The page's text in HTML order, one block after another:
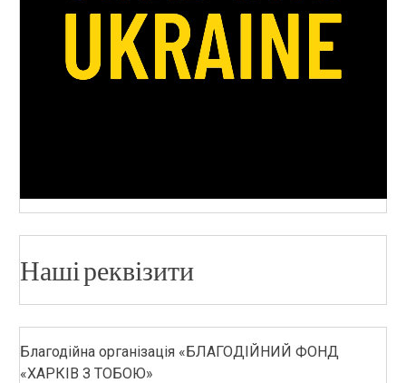
Наші реквізити
Благодійна організація «БЛАГОДІЙНИЙ ФОНД
«ХАРКІВ З ТОБОЮ»